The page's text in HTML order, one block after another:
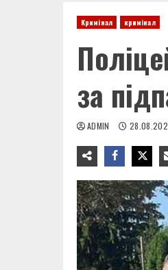
Кримінал кримінал
за
ADMIN